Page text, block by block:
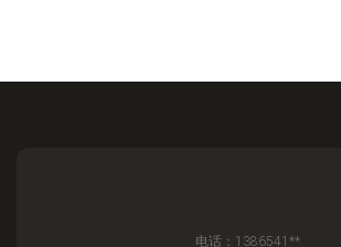
电话：1386541**